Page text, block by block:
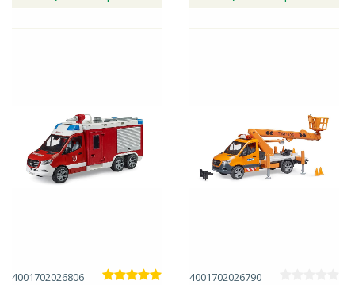
4001702026806 4001702026790